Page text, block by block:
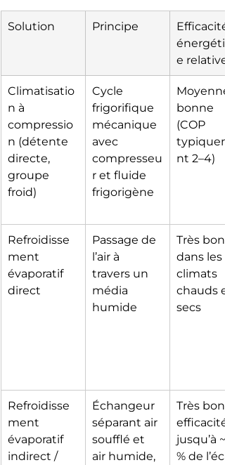
Solution Principe
Efficacité
e relative*
Climatisatio
n à
compressio
n (détente
directe,
groupe
froid)
Cycle
frigorifique
mécanique
avec
compresseu
r et fluide
frigorigène
bonne
(COP
nt 2–4)
Refroidisse
ment
évaporatif
direct
Passage de
l’air à
travers un
média
humide
Très
dans les
climats
chauds
secs
Refroidisse
ment
évaporatif
indirect /
Échangeur
séparant air
soufflé et
air humide,
Très
efficacité
jusqu’à
% de